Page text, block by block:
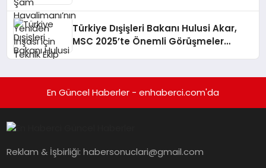
Türkiye Dışişleri Bakanı Hulusi Akar,
MSC 2025’te Önemli Görüşmeler
En Güncel Haberler - enhaberci.com'da
Reklam & İşbirliği:habersonuclari@gmail.com